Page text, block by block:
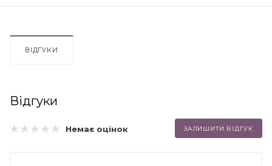
ВІДГУКИ
Відгуки
Немає оцінок ЗАЛИШИТИ ВІДГУК